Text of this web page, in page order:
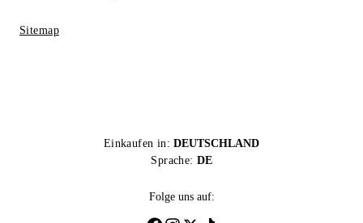
Sitemap
Einkaufen in: DEUTSCHLAND
Sprache: DE
Folge uns auf: